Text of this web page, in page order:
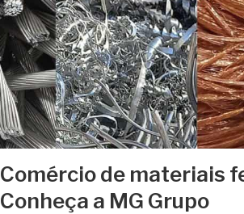
Comércio de materiais
Conheça a MG Grupo